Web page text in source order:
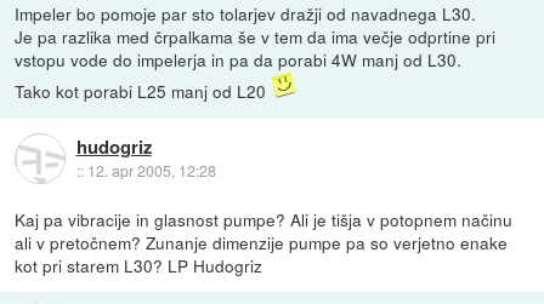
Impeler bo pomoje par sto tolarjev dražji od navadnega L30.
Je pa razlika med črpalkama še v tem da ima večje odprtine pri
vstopu vode do impelerja in pa da porabi 4W manj od L30.
Tako kot porabi L25 manj od L20
hudogriz
:: 12. apr 2005, 12:28
Kaj pa vibracije in glasnost pumpe? Ali je tišja v potopnem načinu
ali v pretočnem? Zunanje dimenzije pumpe pa so verjetno enake
kot pri starem L30? LP Hudogriz